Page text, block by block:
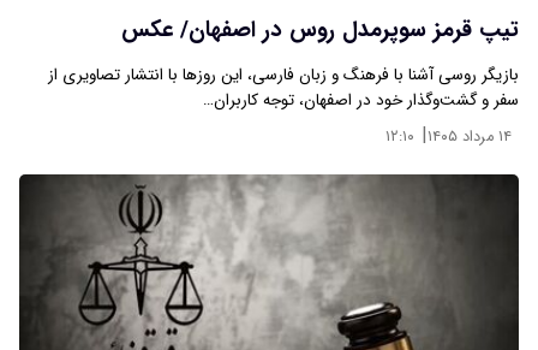
تیپ قرمز سوپرمدل روس در اصفهان/ عکس
بازیگر روسی آشنا با فرهنگ و زبان فارسی، این روزها با انتشار تصاویری از
سفر و گشت‌وگذار خود در اصفهان، توجه کاربران…
۱۴ مرداد ۱۴۰۵ | ۱۲:۱۰